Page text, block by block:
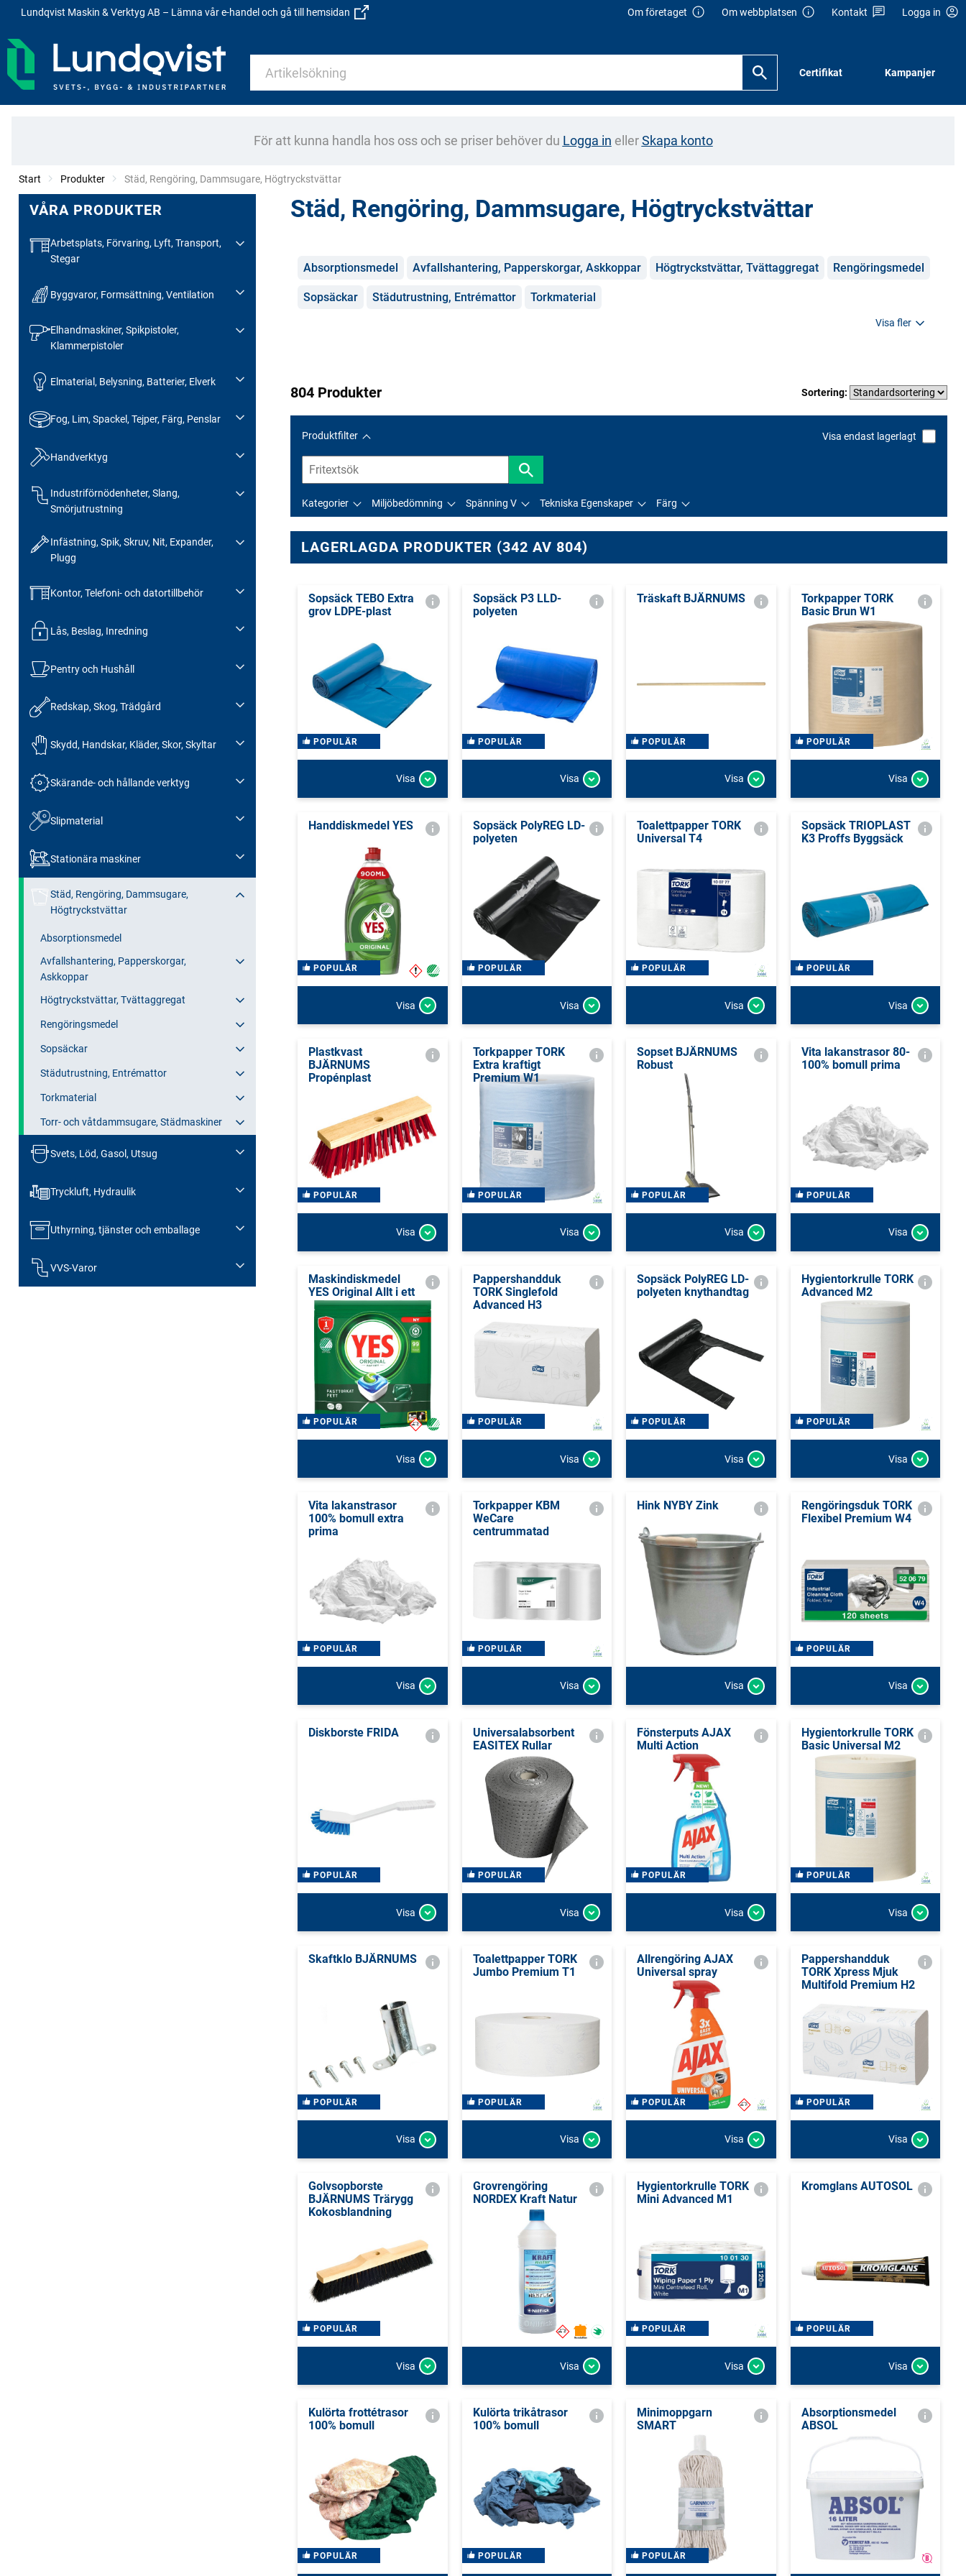
Lundqvist Maskin & Verktyg AB – Lämna vår e-handel och gå till hemsidan Om företaget Om webbplatsen Kontakt Logga in
Certifikat Kampanjer
För att kunna handla hos oss och se priser behöver du Logga in ellerSkapa konto
Start Produkter Current:
Städ, Rengöring, Dammsugare, Högtryckstvättar
VÅRA PRODUKTER
Arbetsplats, Förvaring, Lyft, Transport,
Stegar
Byggvaror, Formsättning, Ventilation
Elhandmaskiner, Spikpistoler,
Klammerpistoler
Elmaterial, Belysning, Batterier, Elverk
Fog, Lim, Spackel, Tejper, Färg, Penslar
Handverktyg
Industriförnödenheter, Slang,
Smörjutrustning
Infästning, Spik, Skruv, Nit, Expander,
Plugg
Kontor, Telefoni- och datortillbehör
Lås, Beslag, Inredning
Pentry och Hushåll
Redskap, Skog, Trädgård
Skydd, Handskar, Kläder, Skor, Skyltar
Skärande- och hållande verktyg
Slipmaterial
Stationära maskiner
Städ, Rengöring, Dammsugare,
Högtryckstvättar
Absorptionsmedel
Avfallshantering, Papperskorgar,
Askkoppar
Högtryckstvättar, Tvättaggregat
Rengöringsmedel
Sopsäckar
Städutrustning, Entrémattor
Torkmaterial
Torr- och våtdammsugare, Städmaskiner
Svets, Löd, Gasol, Utsug
Tryckluft, Hydraulik
Uthyrning, tjänster och emballage
VVS-Varor
Städ, Rengöring, Dammsugare, Högtryckstvättar
Kategorier
Absorptionsmedel Avfallshantering, Papperskorgar, Askkoppar Högtryckstvättar, Tvättaggregat Rengöringsmedel
Sopsäckar Städutrustning, Entrémattor Torkmaterial
Visa fler
804 Produkter Sortering:
Produktfilter Visa endast lagerlagt
Kategorier Miljöbedömning Spänning V Tekniska Egenskaper Färg
LAGERLAGDA PRODUKTER (342 AV 804)
Sopsäck TEBO Extra
grov LDPE-plast
POPULÄR
Visa
Sopsäck P3 LLD-
polyeten
POPULÄR
Visa
Träskaft BJÄRNUMS
POPULÄR
Visa
Torkpapper TORK
Basic Brun W1
POPULÄR
Visa
Handdiskmedel YES
POPULÄR
Visa
Sopsäck PolyREG LD-
polyeten
POPULÄR
Visa
Toalettpapper TORK
Universal T4
POPULÄR
Visa
Sopsäck TRIOPLAST
K3 Proffs Byggsäck
POPULÄR
Visa
Plastkvast
BJÄRNUMS
Propénplast
POPULÄR
Visa
Torkpapper TORK
Extra kraftigt
Premium W1
POPULÄR
Visa
Sopset BJÄRNUMS
Robust
POPULÄR
Visa
Vita lakanstrasor 80-
100% bomull prima
POPULÄR
Visa
Maskindiskmedel
YES Original Allt i ett
POPULÄR
Visa
Pappershandduk
TORK Singlefold
Advanced H3
POPULÄR
Visa
Sopsäck PolyREG LD-
polyeten knythandtag
POPULÄR
Visa
Hygientorkrulle TORK
Advanced M2
POPULÄR
Visa
Vita lakanstrasor
100% bomull extra
prima
POPULÄR
Visa
Torkpapper KBM
WeCare
centrummatad
POPULÄR
Visa
Hink NYBY Zink
Visa
Rengöringsduk TORK
Flexibel Premium W4
POPULÄR
Visa
Diskborste FRIDA
POPULÄR
Visa
Universalabsorbent
EASITEX Rullar
POPULÄR
Visa
Fönsterputs AJAX
Multi Action
POPULÄR
Visa
Hygientorkrulle TORK
Basic Universal M2
POPULÄR
Visa
Skaftklo BJÄRNUMS
POPULÄR
Visa
Toalettpapper TORK
Jumbo Premium T1
POPULÄR
Visa
Allrengöring AJAX
Universal spray
POPULÄR
Visa
Pappershandduk
TORK Xpress Mjuk
Multifold Premium H2
POPULÄR
Visa
Golvsopborste
BJÄRNUMS Trärygg
Kokosblandning
POPULÄR
Visa
Grovrengöring
NORDEX Kraft Natur
Visa
Hygientorkrulle TORK
Mini Advanced M1
POPULÄR
Visa
Kromglans AUTOSOL
POPULÄR
Visa
Kulörta frottétrasor
100% bomull
POPULÄR
Kulörta trikåtrasor
100% bomull
POPULÄR
Minimoppgarn
SMART
POPULÄR
Absorptionsmedel
ABSOL